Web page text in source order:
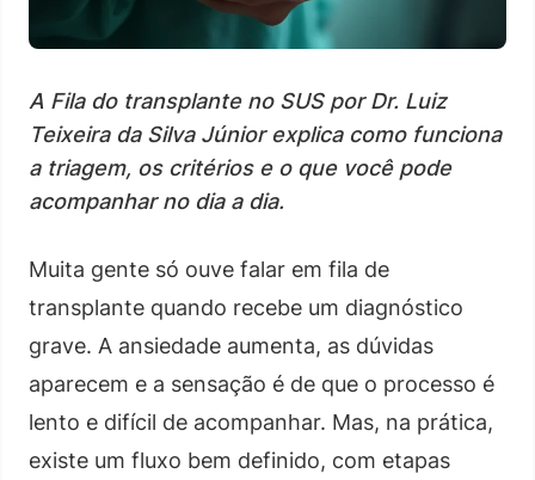
A Fila do transplante no SUS por Dr. Luiz
Teixeira da Silva Júnior explica como funciona
a triagem, os critérios e o que você pode
acompanhar no dia a dia.
Muita gente só ouve falar em fila de
transplante quando recebe um diagnóstico
grave. A ansiedade aumenta, as dúvidas
aparecem e a sensação é de que o processo é
lento e difícil de acompanhar. Mas, na prática,
existe um fluxo bem definido, com etapas